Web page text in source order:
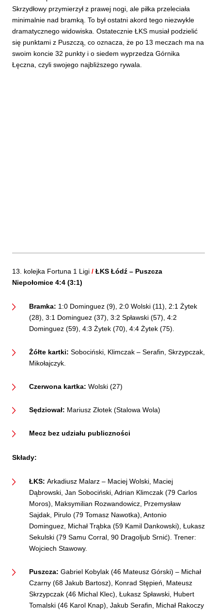
Skrzydłowy przymierzył z prawej nogi, ale piłka przeleciała
minimalnie nad bramką. To był ostatni akord tego niezwykle
dramatycznego widowiska. Ostatecznie ŁKS musiał podzielić
się punktami z Puszczą, co oznacza, że po 13 meczach ma na
swoim koncie 32 punkty i o siedem wyprzedza Górnika
Łęczna, czyli swojego najbliższego rywala.
13. kolejka Fortuna 1 Ligi / ŁKS Łódź – Puszcza
Niepołomice 4:4 (3:1)
Bramka: 1:0 Dominguez (9), 2:0 Wolski (11), 2:1 Żytek
(28), 3:1 Dominguez (37), 3:2 Spławski (57), 4:2
Dominguez (59), 4:3 Żytek (70), 4:4 Żytek (75).
Żółte kartki: Sobociński, Klimczak – Serafin, Skrzypczak,
Mikołajczyk.
Czerwona kartka: Wolski (27)
Sędziował: Mariusz Złotek (Stalowa Wola)
Mecz bez udziału publiczności
Składy:
ŁKS: Arkadiusz Malarz – Maciej Wolski, Maciej
Dąbrowski, Jan Sobociński, Adrian Klimczak (79 Carlos
Moros), Maksymilian Rozwandowicz, Przemysław
Sajdak, Pirulo (79 Tomasz Nawotka), Antonio
Dominguez, Michał Trąbka (59 Kamil Dankowski), Łukasz
Sekulski (79 Samu Corral, 90 Dragoljub Srnić). Trener:
Wojciech Stawowy.
Puszcza: Gabriel Kobylak (46 Mateusz Górski) – Michał
Czarny (68 Jakub Bartosz), Konrad Stępień, Mateusz
Skrzypczak (46 Michal Klec), Łukasz Spławski, Hubert
Tomalski (46 Karol Knap), Jakub Serafin, Michał Rakoczy